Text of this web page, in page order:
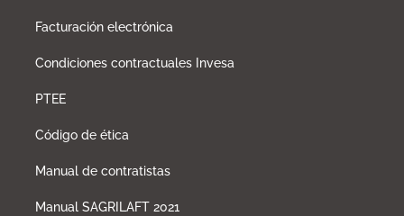
Facturación electrónica
Condiciones contractuales Invesa
PTEE
Código de ética
Manual de contratistas
Manual SAGRILAFT 2021